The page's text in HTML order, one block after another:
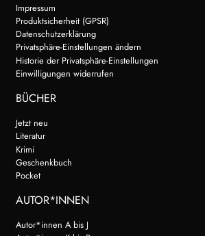
Impressum
Produktsicherheit (GPSR)
Datenschutzerklärung
Privatsphäre-Einstellungen ändern
Historie der Privatsphäre-Einstellungen
Einwilligungen widerrufen
BÜCHER
Jetzt neu
Literatur
Krimi
Geschenkbuch
Pocket
AUTOR*INNEN
Autor*innen A bis J